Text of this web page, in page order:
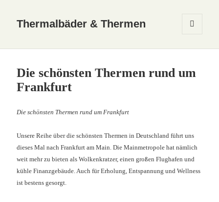
Thermalbäder & Thermen
WIDGETS
Die schönsten Thermen rund um
Frankfurt
Die schönsten Thermen rund um Frankfurt
Unsere Reihe über die schönsten Thermen in Deutschland führt uns
dieses Mal nach Frankfurt am Main. Die Mainmetropole hat nämlich
weit mehr zu bieten als Wolkenkratzer, einen großen Flughafen und
kühle Finanzgebäude. Auch für Erholung, Entspannung und Wellness
ist bestens gesorgt.